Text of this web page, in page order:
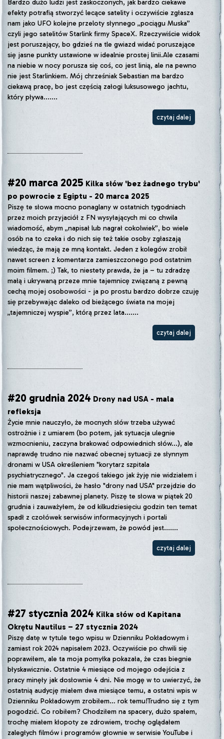
Bardzo dużo ludzi jest zaskoczonych, jak bardzo ciekawe
efekty potrafią stworzyć lecące satelity i oczywiście zgłasza
nam jako UFO kolejne przeloty słynnego „pociągu Muska”
czyli jego satelitów Starlink firmy SpaceX. Rzeczywiście widok
jest poruszający, bo gdzieś na tle gwiazd widać poruszające
się jasne punkty ustawione w idealnie prostej linii.Ale czasami
na niebie w nocy porusza się coś, co jest linią, ale na pewno
nie jest Starlinkiem. Mój chrześniak Sebastian ma bardzo
ciekawą pracę, bo jest częścią załogi luksusowego jachtu,
który pływa.......
czytaj dalej
#20 marca 2025 Kilka słów 'bez żadnego trybu'
po powrocie z Egiptu - 20 marca 2025
Piszę te słowa mocno ponaglany w ostatnich tygodniach
przez moich przyjaciół z FN wysyłających mi co chwila
wiadomość, abym „napisał lub nagrał cokolwiek”, bo wiele
osób na to czeka i do nich się też takie osoby zgłaszają
wiedząc, że mają ze mną kontakt. Jeden z kolegów zrobił
nawet screen z komentarza zamieszczonego pod ostatnim
moim filmem. ;) Tak, to niestety prawda, że ja – tu zdradzę
małą i ukrywaną przeze mnie tajemnicę związaną z pewną
cechą mojej osobowości - ja po prostu bardzo dobrze czuję
się przebywając daleko od bieżącego świata na mojej
„tajemniczej wyspie”, którą przez lata.......
czytaj dalej
#20 grudnia 2024 Drony nad USA - mala
refleksja
Życie mnie nauczyło, że mocnych słów trzeba używać
ostrożnie i z umiarem (bo potem, jak sytuacja ulegnie
wzmocnieniu, zaczyna brakować odpowiednich słów...), ale
naprawdę trudno nie nazwać obecnej sytuacji ze słynnym
dronami w USA określeniem "korytarz szpitala
psychiatrycznego". Ja czegoś takiego jak żyję nie widziałem i
nie mam wątpliwości, że hasło "drony nad USA" przejdzie do
historii naszej zabawnej planety. Piszę te słowa w piątek 20
grudnia i zauważyłem, że od kilkudziesięciu godzin ten temat
spadł z czołówek serwisów informacyjnych i portali
społecznościowych. Podejrzewam, że powód jest.......
czytaj dalej
#27 stycznia 2024 Kilka słów od Kapitana
Okrętu Nautilus – 27 stycznia 2024
Piszę datę w tytule tego wpisu w Dzienniku Pokładowym i
zamiast rok 2024 napisałem 2023. Oczywiście po chwili się
poprawiłem, ale ta moja pomyłka pokazała, że czas biegnie
błyskawicznie. Ostatnie 4 miesiące od mojego odejścia z
pracy minęły jak dosłownie 4 dni. Nie mogę w to uwierzyć, że
ostatnią audycję miałem dwa miesiące temu, a ostatni wpis w
Dzienniku Pokładowym zrobiłem… rok temu!Trudno się z tym
pogodzić. Co robiłem? Chodziłem na spacery, dużo spałem,
trochę miałem kłopoty ze zdrowiem, trochę oglądałem
zaległych filmów i programów głownie w serwisie YouTube i